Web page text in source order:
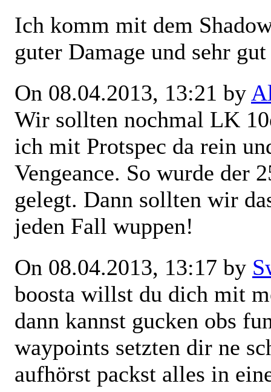
Ich komm mit dem
guter Damage und sehr
On 08.04.2013, 13:21 by
Wir sollten nochmal LK
ich mit Protspec da rein
Vengeance. So wurde der
gelegt. Dann sollten wir
jeden Fall wuppen!
On 08.04.2013, 13:17 by
boosta willst du dich mit
dann kannst gucken obs
waypoints setzten dir ne
aufhörst packst alles in